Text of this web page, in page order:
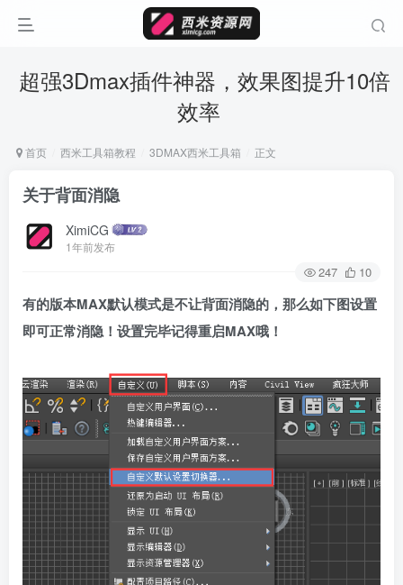
超强3Dmax插件神器，效果图提升10倍
效率
首页 西米工具箱教程 3DMAX西米工具箱 正文
关于背面消隐
XimiCG
1年前发布
247 10
有的版本MAX默认模式是不让背面消隐的，那么如下图设置
即可正常消隐！设置完毕记得重启MAX哦！